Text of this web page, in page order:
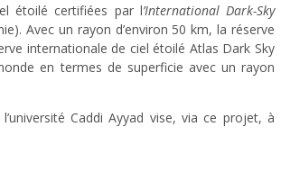
étoilé certifiées par l’International Dark-Sky
Avec un rayon d’environ 50 km, la réserve
internationale de ciel étoilé Atlas Dark Sky
en termes de superficie avec un rayon
Caddi Ayyad vise, via ce projet, à